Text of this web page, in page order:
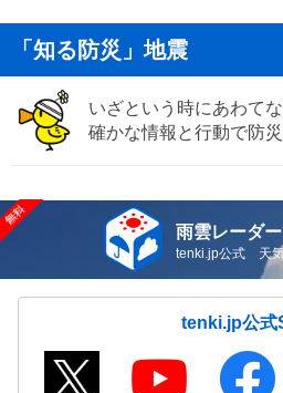
「知る防災」地震
いざという時にあわて
確かな情報と行動で防
雨雲レーダ
tenki.jp公式 天気
tenki.jp公式